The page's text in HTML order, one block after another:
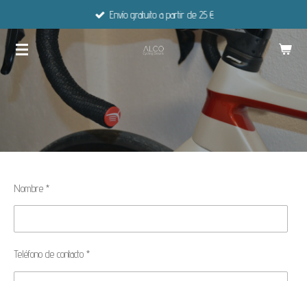
al
contenido
principal
Envío gratuito a partir de 25 €
Nombre *
Teléfono de contacto *